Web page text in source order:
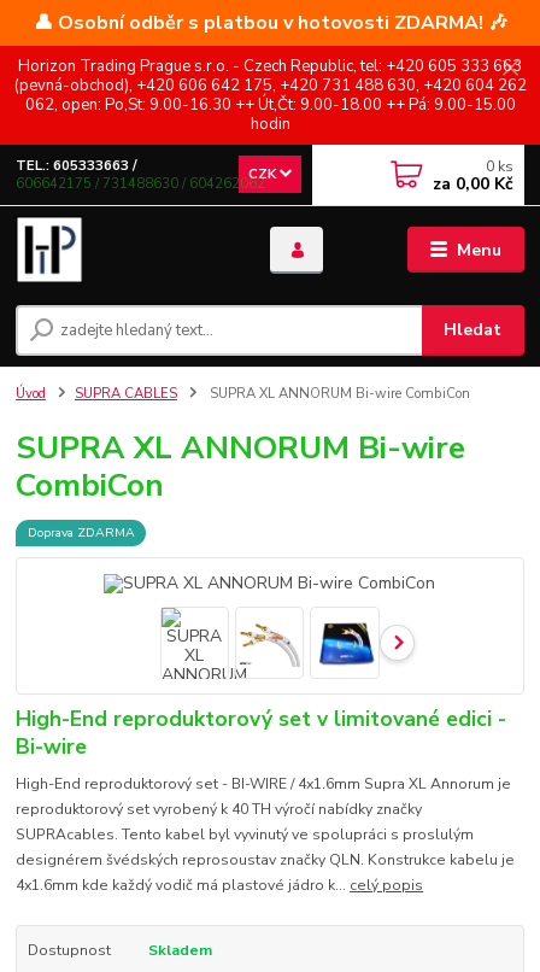
👤 Osobní odběr s platbou v hotovosti ZDARMA! 🎶
Horizon Trading Prague s.r.o. - Czech Republic, tel: +420 605 333 663
(pevná-obchod), +420 606 642 175, +420 731 488 630, +420 604 262
062, open: Po,St: 9.00-16.30 ++ Út,Čt: 9.00-18.00 ++ Pá: 9.00-15.00
hodin
Menu
CZK
Hledat
TEL.: 605333663 /
606642175 / 731488630 / 604262062
0 ks
za 0,00 Kč
Úvod SUPRA CABLES SUPRA XL ANNORUM Bi-wire CombiCon
SUPRA XL ANNORUM Bi-wire
CombiCon
Doprava ZDARMA
High-End reproduktorový set v limitované edici -
Bi-wire
High-End reproduktorový set - BI-WIRE / 4x1.6mm Supra XL Annorum je
reproduktorový set vyrobený k 40 TH výročí nabídky značky
SUPRAcables. Tento kabel byl vyvinutý ve spolupráci s proslulým
designérem švédských reprosoustav značky QLN. Konstrukce kabelu je
4x1.6mm kde každý vodič má plastové jádro k... celý popis
Dostupnost
Skladem